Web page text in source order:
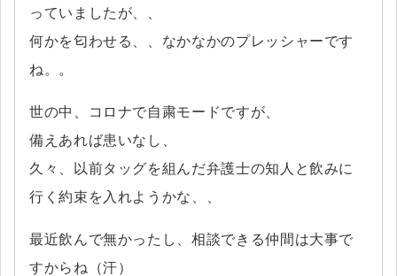
っていましたが、、
何かを匂わせる、、なかなかのプレッシャーです
ね。。
世の中、コロナで自粛モードですが、
備えあれば患いなし、
久々、以前タッグを組んだ弁護士の知人と飲みに
行く約束を入れようかな、、
最近飲んで無かったし、相談できる仲間は大事で
すからね（汗）